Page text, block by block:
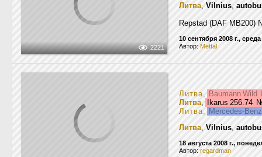
2221
Литва, Vilnius,
Repstad (DAF MB200)
10 сентября 2008 г., среда
Автор: Mettal
Литва, Baumann Wild
Литва, Ikarus 256.74
Литва, Mercedes-
Литва, Vilnius,
18 августа 2008 г.,
Автор: regardman